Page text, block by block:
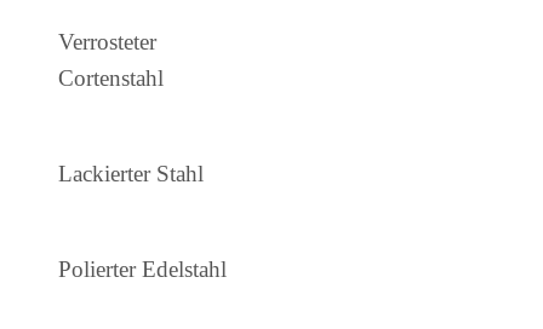
Verrosteter
Cortenstahl
Lackierter Stahl
Polierter Edelstahl